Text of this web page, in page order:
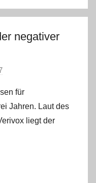
negativer
n
C
W
für
Jahren. Laut des
liegt der